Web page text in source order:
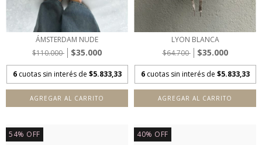
ÁMSTERDAM NUDE
$110.000
$35.000
6 cuotas sin interés de $5.833,33
AGREGAR AL CARRITO
LYON BLANCA
$64.700
$35.000
6 cuotas sin interés de $5.833,33
AGREGAR AL CARRITO
54% OFF 40% OFF